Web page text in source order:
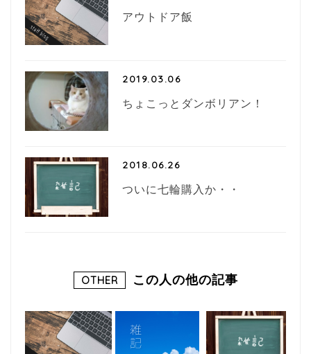
アウトドア飯
2019.03.06
ちょこっとダンボリアン！
2018.06.26
ついに七輪購入か・・
OTHER この人の他の記事